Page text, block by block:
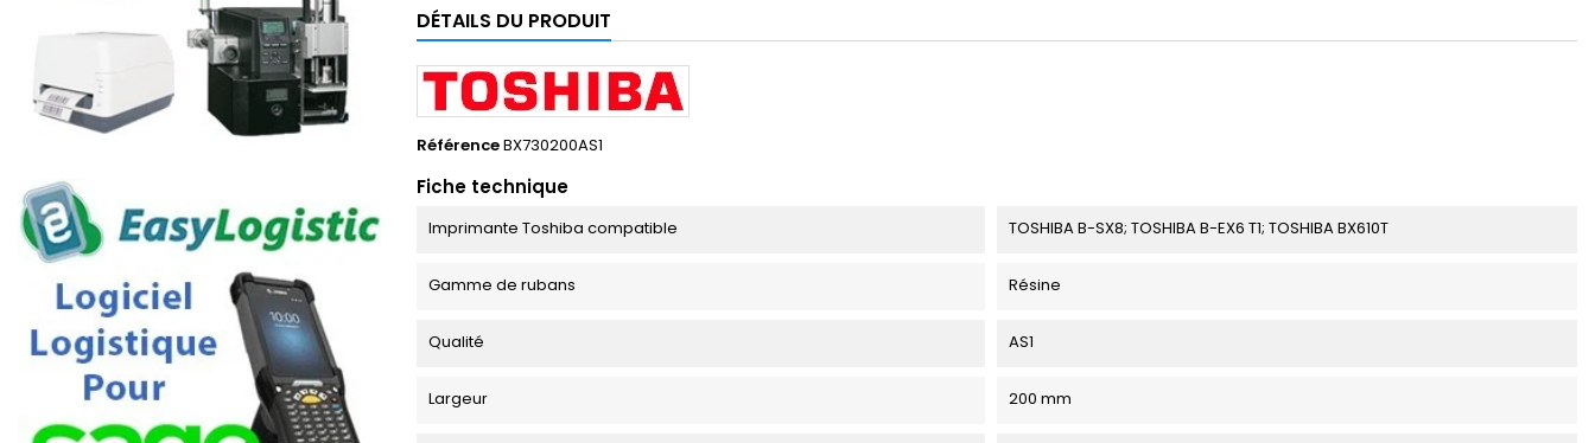
DÉTAILS DU PRODUIT
RéférenceBX730200AS1
Fiche technique
Imprimante Toshiba compatible TOSHIBA B-SX8; TOSHIBA B-EX6 T1; TOSHIBA BX610T
Gamme de rubans Résine
Qualité AS1
Largeur 200 mm